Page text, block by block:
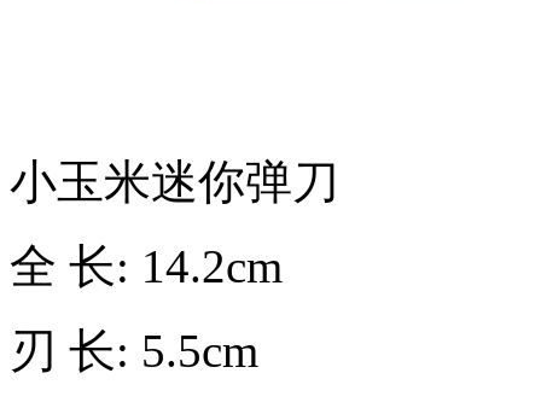
小玉米迷你弹刀
全 长: 14.2cm
刃 长: 5.5cm